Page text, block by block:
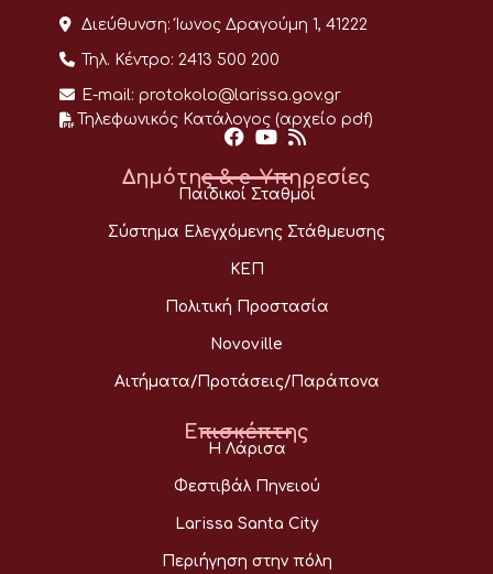
Διεύθυνση: Ίωνος Δραγούμη 1, 41222
Τηλ. Κέντρο: 2413 500 200
E-mail: protokolo@larissa.gov.gr
Τηλεφωνικός Κατάλογος (αρχείο pdf)
Δημότης & e-Υπηρεσίες
Παιδικοί Σταθμοί
Σύστημα Ελεγχόμενης Στάθμευσης
ΚΕΠ
Πολιτική Προστασία
Novoville
Αιτήματα/Προτάσεις/Παράπονα
Επισκέπτης
Η Λάρισα
Φεστιβάλ Πηνειού
Larissa Santa City
Περιήγηση στην πόλη